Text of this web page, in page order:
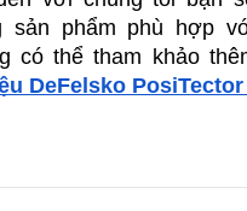
sản phẩm phù hợp
có thể tham khảo
DeFelsko PosiTector